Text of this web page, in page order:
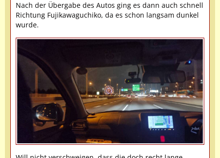
Nach der Übergabe des Autos ging es dann auch schnell
Richtung Fujikawaguchiko, da es schon langsam dunkel
wurde.